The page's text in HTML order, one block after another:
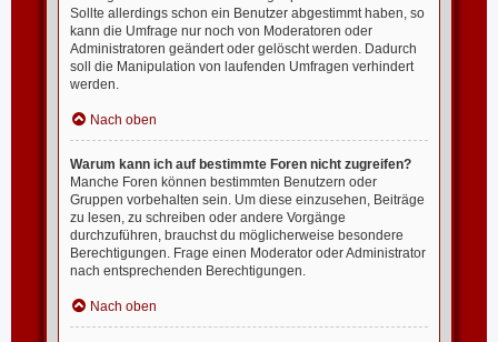
Sollte allerdings schon ein Benutzer abgestimmt haben, so
kann die Umfrage nur noch von Moderatoren oder
Administratoren geändert oder gelöscht werden. Dadurch
soll die Manipulation von laufenden Umfragen verhindert
werden.
Nach oben
Warum kann ich auf bestimmte Foren nicht zugreifen?
Manche Foren können bestimmten Benutzern oder
Gruppen vorbehalten sein. Um diese einzusehen, Beiträge
zu lesen, zu schreiben oder andere Vorgänge
durchzuführen, brauchst du möglicherweise besondere
Berechtigungen. Frage einen Moderator oder Administrator
nach entsprechenden Berechtigungen.
Nach oben